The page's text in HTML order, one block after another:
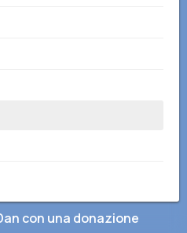
con una donazione